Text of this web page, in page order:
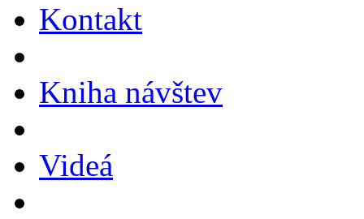
Kontakt
Kniha návštev
Videá